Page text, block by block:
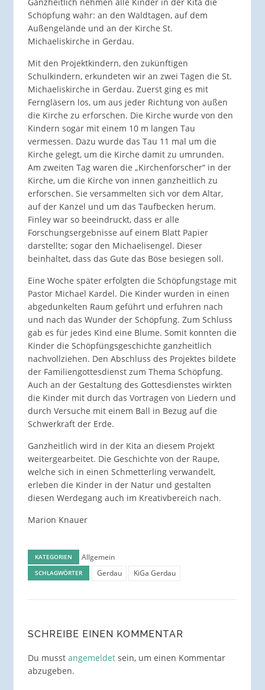
Ganzheitlich nehmen alle Kinder in der Kita die
Schöpfung wahr: an den Waldtagen, auf dem
Außengelände und an der Kirche St.
Michaeliskirche in Gerdau.
Mit den Projektkindern, den zukünftigen
Schulkindern, erkundeten wir an zwei Tagen die St.
Michaeliskirche in Gerdau. Zuerst ging es mit
Ferngläsern los, um aus jeder Richtung von außen
die Kirche zu erforschen. Die Kirche wurde von den
Kindern sogar mit einem 10 m langen Tau
vermessen. Dazu wurde das Tau 11 mal um die
Kirche gelegt, um die Kirche damit zu umrunden.
Am zweiten Tag waren die „Kirchenforscher“ in der
Kirche, um die Kirche von innen ganzheitlich zu
erforschen. Sie versammelten sich vor dem Altar,
auf der Kanzel und um das Taufbecken herum.
Finley war so beeindruckt, dass er alle
Forschungsergebnisse auf einem Blatt Papier
darstellte; sogar den Michaelisengel. Dieser
beinhaltet, dass das Gute das Böse besiegen soll.
Eine Woche später erfolgten die Schöpfungstage mit
Pastor Michael Kardel. Die Kinder wurden in einen
abgedunkelten Raum geführt und erfuhren nach
und nach das Wunder der Schöpfung. Zum Schluss
gab es für jedes Kind eine Blume. Somit konnten die
Kinder die Schöpfüngsgeschichte ganzheitlich
nachvollziehen. Den Abschluss des Projektes bildete
der Familiengottesdienst zum Thema Schöpfung.
Auch an der Gestaltung des Gottesdienstes wirkten
die Kinder mit durch das Vortragen von Liedern und
durch Versuche mit einem Ball in Bezug auf die
Schwerkraft der Erde.
Ganzheitlich wird in der Kita an diesem Projekt
weitergearbeitet. Die Geschichte von der Raupe,
welche sich in einen Schmetterling verwandelt,
erleben die Kinder in der Natur und gestalten
diesen Werdegang auch im Kreativbereich nach.
Marion Knauer
KATEGORIEN Allgemein
SCHLAGWÖRTER Gerdau KiGa Gerdau
SCHREIBE EINEN KOMMENTAR
Du musst angemeldetsein, um einen Kommentar
abzugeben.